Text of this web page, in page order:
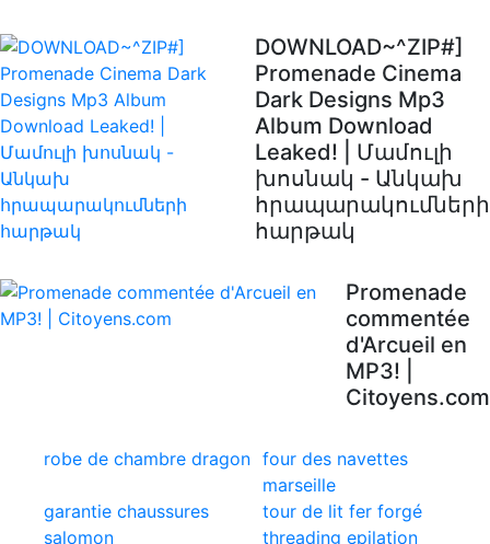
DOWNLOAD~^ZIP#]
Promenade Cinema
Dark Designs Mp3
Album Download
Leaked! | Մամուլի
խոսնակ - Անկախ
հրապարակումների
հարթակ
Promenade
commentée
d'Arcueil en
MP3! |
Citoyens.com
robe de chambre dragon four des navettes
marseille
garantie chaussures
salomon
tour de lit fer forgé
threading epilation